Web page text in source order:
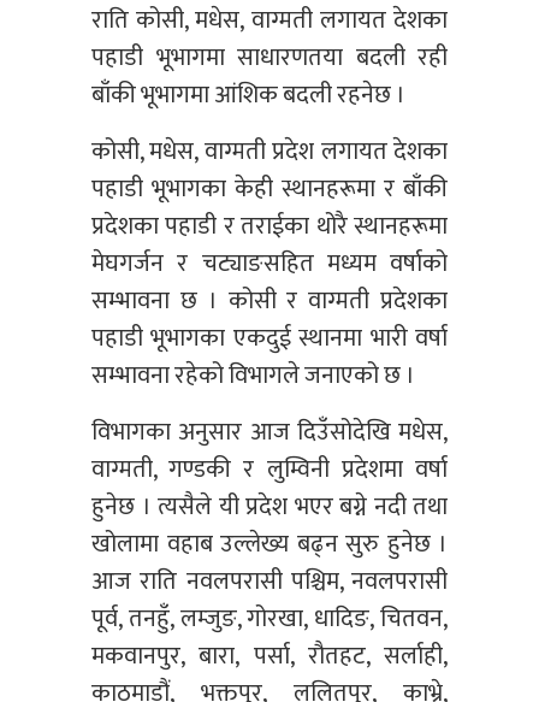
राति कोसी, मधेस, वाग्मती लगायत देशका
पहाडी भूभागमा साधारणतया बदली रही
बाँकी भूभागमा आंशिक बदली रहनेछ ।
कोसी, मधेस, वाग्मती प्रदेश लगायत देशका
पहाडी भूभागका केही स्थानहरूमा र बाँकी
प्रदेशका पहाडी र तराईका थोरै स्थानहरूमा
मेघगर्जन र चट्याङसहित मध्यम वर्षाको
सम्भावना छ । कोसी र वाग्मती प्रदेशका
पहाडी भूभागका एकदुई स्थानमा भारी वर्षा
सम्भावना रहेको विभागले जनाएको छ ।
विभागका अनुसार आज दिउँसोदेखि मधेस,
वाग्मती, गण्डकी र लुम्विनी प्रदेशमा वर्षा
हुनेछ । त्यसैले यी प्रदेश भएर बग्ने नदी तथा
खोलामा वहाब उल्लेख्य बढ्न सुरु हुनेछ ।
आज राति नवलपरासी पश्चिम, नवलपरासी
पूर्व, तनहुँ, लम्जुङ, गोरखा, धादिङ, चितवन,
मकवानपुर, बारा, पर्सा, रौतहट, सर्लाही,
काठमाडौं, भक्तपुर, ललितपुर, काभ्रे,